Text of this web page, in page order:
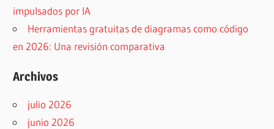
impulsados por IA
Herramientas gratuitas de diagramas como código
en 2026: Una revisión comparativa
Archivos
julio 2026
junio 2026